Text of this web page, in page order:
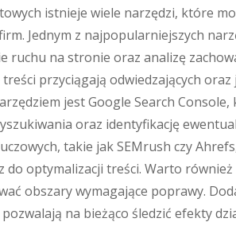
istnieje wiele narzędzi, które
Jednym z najpopularniejszych
ruchu na stronie oraz analizę
przyciągają odwiedzających oraz
jest Google Search
oraz identyfikację
takie jak SEMrush czy
optymalizacji treści. Warto
obszary wymagające poprawy.
na bieżąco śledzić efekty